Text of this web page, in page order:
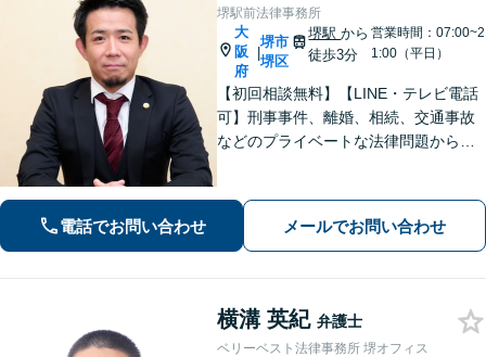
堺駅前法律事務所
大
阪
府
|
堺市
堺区
堺駅から
徒歩3分
営業時間：07:00~2
1:00（平日）
【初回相談無料】【LINE・テレビ電話
可】刑事事件、離婚、相続、交通事故
などのプライベートな法律問題から、
広く対応。トラブル解決のための身近
な相談相手として、お気軽にご連絡く
電話でお問い合わせ メールでお問い合わせ
横溝 英紀 弁護士
ベリーベスト法律事務所 堺オフィス